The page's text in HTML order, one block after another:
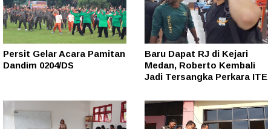
Persit Gelar Acara Pamitan
Dandim 0204/DS
Baru Dapat RJ di Kejari
Medan, Roberto Kembali
Jadi Tersangka Perkara ITE